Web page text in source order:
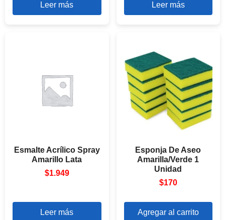
Leer más Leer más
Esmalte Acrílico Spray
Amarillo Lata
$1.949
Leer más
Esponja De Aseo
Amarilla/Verde 1
Unidad
$170
Agregar al carrito